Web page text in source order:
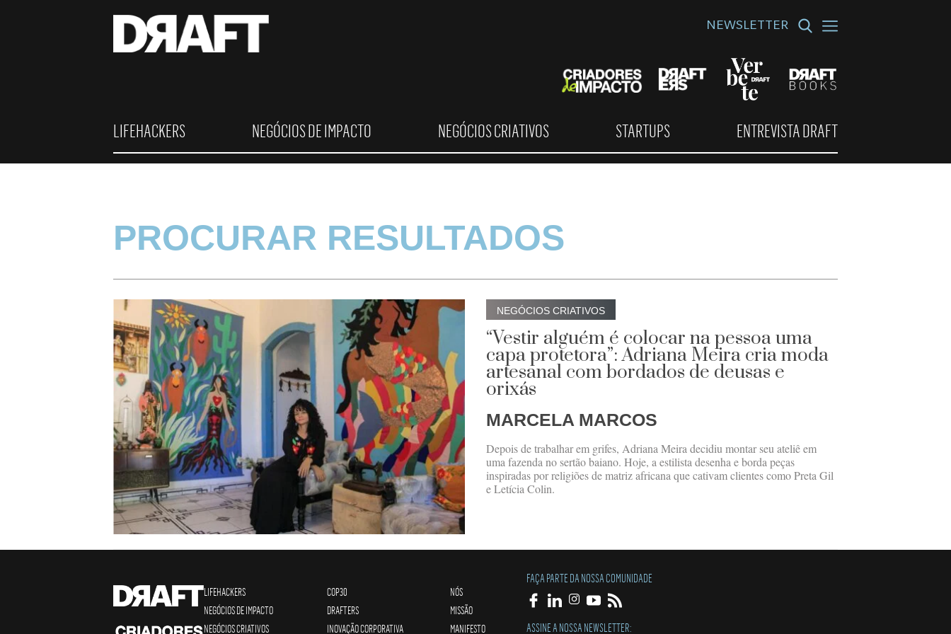
NEWSLETTER
LIFEHACKERS NEGÓCIOS DE IMPACTO NEGÓCIOS CRIATIVOS STARTUPS ENTREVISTA DRAFT
PROCURAR RESULTADOS
NEGÓCIOS CRIATIVOS
“Vestir alguém é colocar na pessoa uma
capa protetora”: Adriana Meira cria moda
artesanal com bordados de deusas e
orixás
MARCELA MARCOS
Depois de trabalhar em grifes, Adriana Meira decidiu montar seu ateliê em
uma fazenda no sertão baiano. Hoje, a estilista desenha e borda peças
inspiradas por religiões de matriz africana que cativam clientes como Preta Gil
e Letícia Colin.
LIFEHACKERS
NEGÓCIOS DE IMPACTO
NEGÓCIOS CRIATIVOS
COP30
DRAFTERS
INOVAÇÃO CORPORATIVA
NÓS
MISSÃO
MANIFESTO
FAÇA PARTE DA NOSSA COMUNIDADE
ASSINE A NOSSA NEWSLETTER: